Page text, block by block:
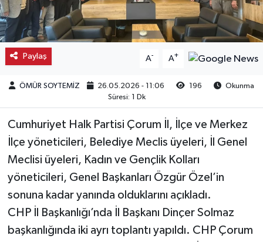
Paylaş A- A+
ÖMÜR SOYTEMİZ 26.05.2026 - 11:06 196
Okunma
Süresi: 1 Dk
Cumhuriyet Halk Partisi Çorum İl, İlçe ve Merkez
İlçe yöneticileri, Belediye Meclis üyeleri, İl Genel
Meclisi üyeleri, Kadın ve Gençlik Kolları
yöneticileri, Genel Başkanları Özgür Özel’in
sonuna kadar yanında olduklarını açıkladı.
CHP İl Başkanlığı’nda İl Başkanı Dinçer Solmaz
başkanlığında iki ayrı toplantı yapıldı. CHP Çorum
Kargı
Laçin
Mecitözü
Oğuzlar
Ortaköy
Osmancık
Sungurlu
Uğurludağ